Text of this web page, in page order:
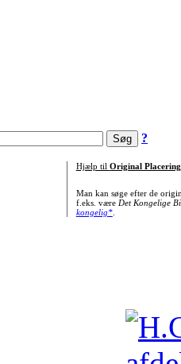
?
Hjælp til Original Placering
Man kan søge efter de
f.eks. være Det Kongelige
kongelig*.